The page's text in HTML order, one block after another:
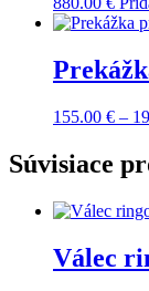
155.00 € –
Súvisiace
Válec